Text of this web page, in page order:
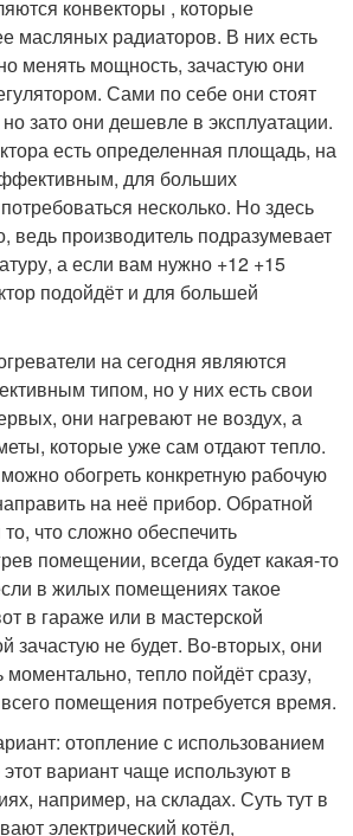
конвекторы , которые
масляных радиаторов. В них есть
менять мощность, зачастую они
Сами по себе они стоят
зато они дешевле в эксплуатации.
есть определенная площадь, на
для больших
несколько. Но здесь
ведь производитель подразумевает
а если вам нужно +12 +15
подойдёт и для большей
на сегодня являются
типом, но у них есть свои
они нагревают не воздух, а
которые уже сам отдают тепло.
обогреть конкретную рабочую
на неё прибор. Обратной
что сложно обеспечить
помещении, всегда будет какая-то
в жилых помещениях такое
в гараже или в мастерской
зачастую не будет. Во-вторых, они
моментально, тепло пойдёт сразу,
помещения потребуется время.
отопление с использованием
вариант чаще используют в
например, на складах. Суть тут в
электрический котёл,